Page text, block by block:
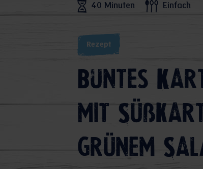
40 Minuten Einfach
Rezept
Buntes
mit
grünem